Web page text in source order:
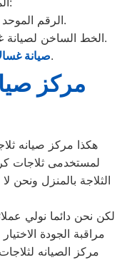
الرقم الموحد لصيانة كريازي 01010916814.
الخط الساخن لصيانة غسالات ملابس كريازي 01210999852.
صيانة01096922100.
مركز
هكذا مركز صيانه
لمستخدمى ثلاجات
الثلاجة بالمنزل ونحن
لكن نحن دائما نولي
مراقبة الجودة
مركز الصيانه